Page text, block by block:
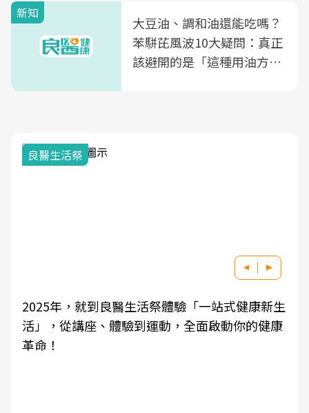
新知
大豆油、調和油還能吃嗎？
苯駢芘風波10大疑問：真正
該避開的是「這種用油方
良醫生活祭
2025年，就到良醫生活祭體驗「一站式健康新生
活」，從講座、體驗到運動，全面啟動你的健康
革命！